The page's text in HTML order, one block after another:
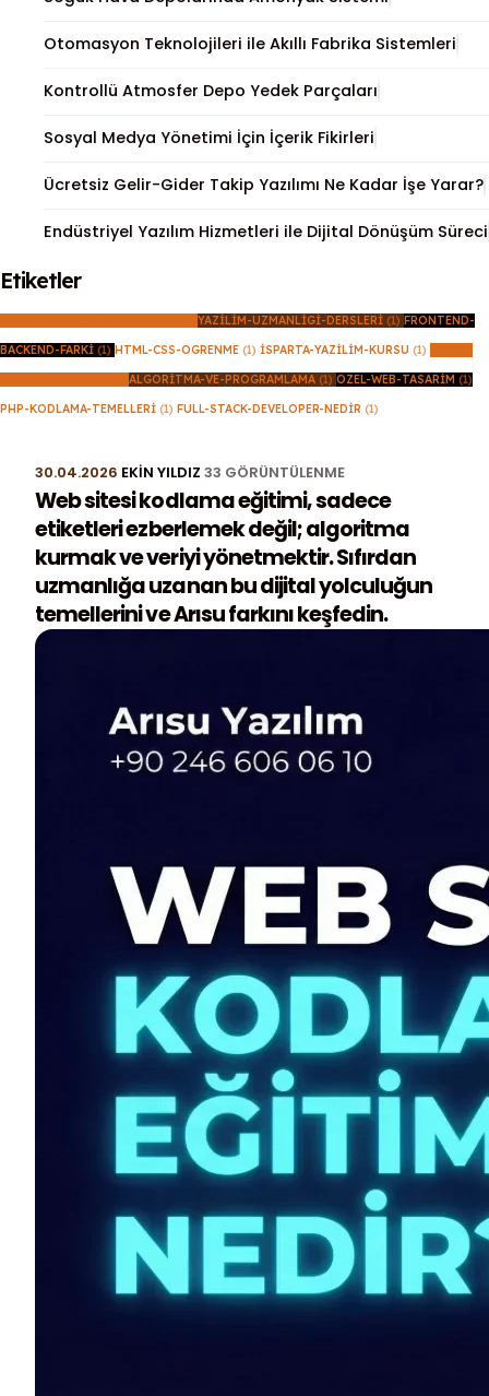
Otomasyon Teknolojileri ile Akıllı Fabrika Sistemleri
Kontrollü Atmosfer Depo Yedek Parçaları
Sosyal Medya Yönetimi İçin İçerik Fikirleri
Ücretsiz Gelir-Gider Takip Yazılımı Ne Kadar İşe Yarar?
Endüstriyel Yazılım Hizmetleri ile Dijital Dönüşüm Süreci
Etiketler
YAZILIM-UZMANLIGI-DERSLERI (1) FRONTEND-
BACKEND-FARKI (1) HTML-CSS-OGRENME (1) ISPARTA-YAZILIM-KURSU (1)
ALGORITMA-VE-PROGRAMLAMA (1) OZEL-WEB-TASARIM (1)
PHP-KODLAMA-TEMELLERI (1) FULL-STACK-DEVELOPER-NEDIR (1)
30.04.2026 EKIN YILDIZ 33 GÖRÜNTÜLENME
Web sitesi kodlama eğitimi, sadece
etiketleri ezberlemek değil; algoritma
kurmak ve veriyi yönetmektir. Sıfırdan
uzmanlığa uzanan bu dijital yolculuğun
temellerini ve Arısu farkını keşfedin.